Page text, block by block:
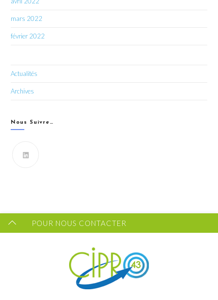
mars 2022
février 2022
Actualités
Archives
Nous Suivre…
Vous souhaitez recevoir les dernières infos du CIPRO
POUR NOUS CONTACTER